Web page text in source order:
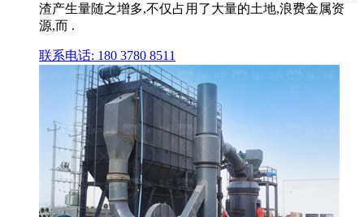
渣产生量随之增多,不仅占用了大量的土地,浪费金属资
源,而 .
联系电话: 180 3780 8511